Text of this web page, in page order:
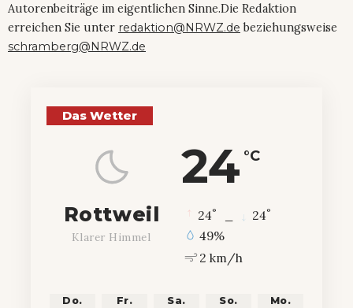
Autorenbeiträge im eigentlichen Sinne.Die Redaktion
erreichen Sie unter redaktion@NRWZ.de beziehungsweise
schramberg@NRWZ.de
Das Wetter
24 °C
Rottweil
Klarer Himmel
24° 24°
49%
2 km/h
Do. Fr. Sa. So. Mo.